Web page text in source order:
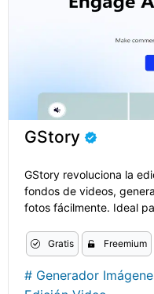
GStory
GStory revoluciona la
fondos de videos,
fotos fácilmente. Ideal
Gratis Freemium
# Generador